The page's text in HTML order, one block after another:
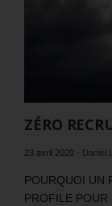
ZÉRO
23 avril 2020 - Daniel
POURQUOI UN
PROFILE